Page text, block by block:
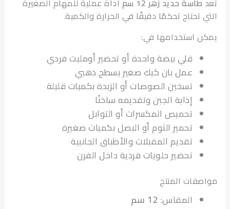
طاسة حديد زهر 12 سم
أداة عملية للمهام الصغيرة
تحتاج تحكمًا دقيقًا في الحرارة والكمية.
استخدامها في:
قلي بيضة واحدة أو تحضير أومليت فردي
عمل بان كيك صغير بسطح ذهبي
تسخين الصوصات أو الزبدة بكميات قليلة
إذابة الجبن وتقديمه ساخنًا
تحميص المكسرات أو التوابل
تحمير الثوم أو البصل بكميات صغيرة
تقديم المقبلات والأطباق الجانبية
تحضير حلويات فردية داخل الفرن
المنتج
المقاس:12 سم